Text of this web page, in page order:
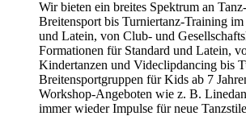
Wir bieten ein breites Spektrum an
Breitensport bis Turniertanz-Training im
und Latein, von Club- und
Formationen für Standard und Latein,
Kindertanzen und Videclipdancing bis
Breitensportgruppen für Kids ab 7
Workshop-Angeboten wie z. B.
immer wieder Impulse für neue